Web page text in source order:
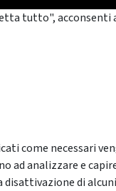
tutto", acconsenti
come necessari
ad analizzare e
di